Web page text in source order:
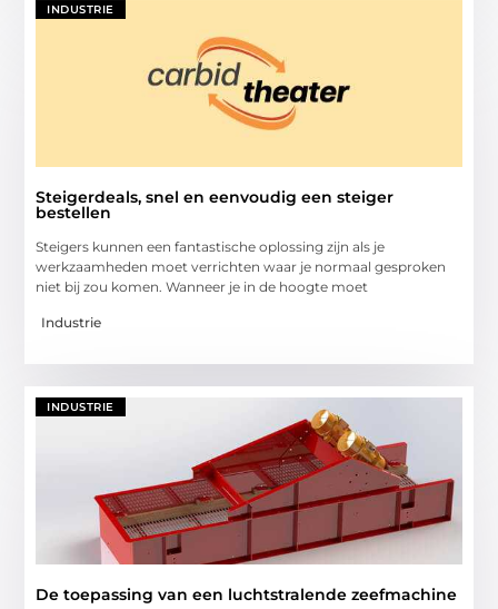
INDUSTRIE
Steigerdeals, snel en eenvoudig een steiger
bestellen
Steigers kunnen een fantastische oplossing zijn als je
werkzaamheden moet verrichten waar je normaal gesproken
niet bij zou komen. Wanneer je in de hoogte moet
Industrie
INDUSTRIE
De toepassing van een luchtstralende zeefmachine